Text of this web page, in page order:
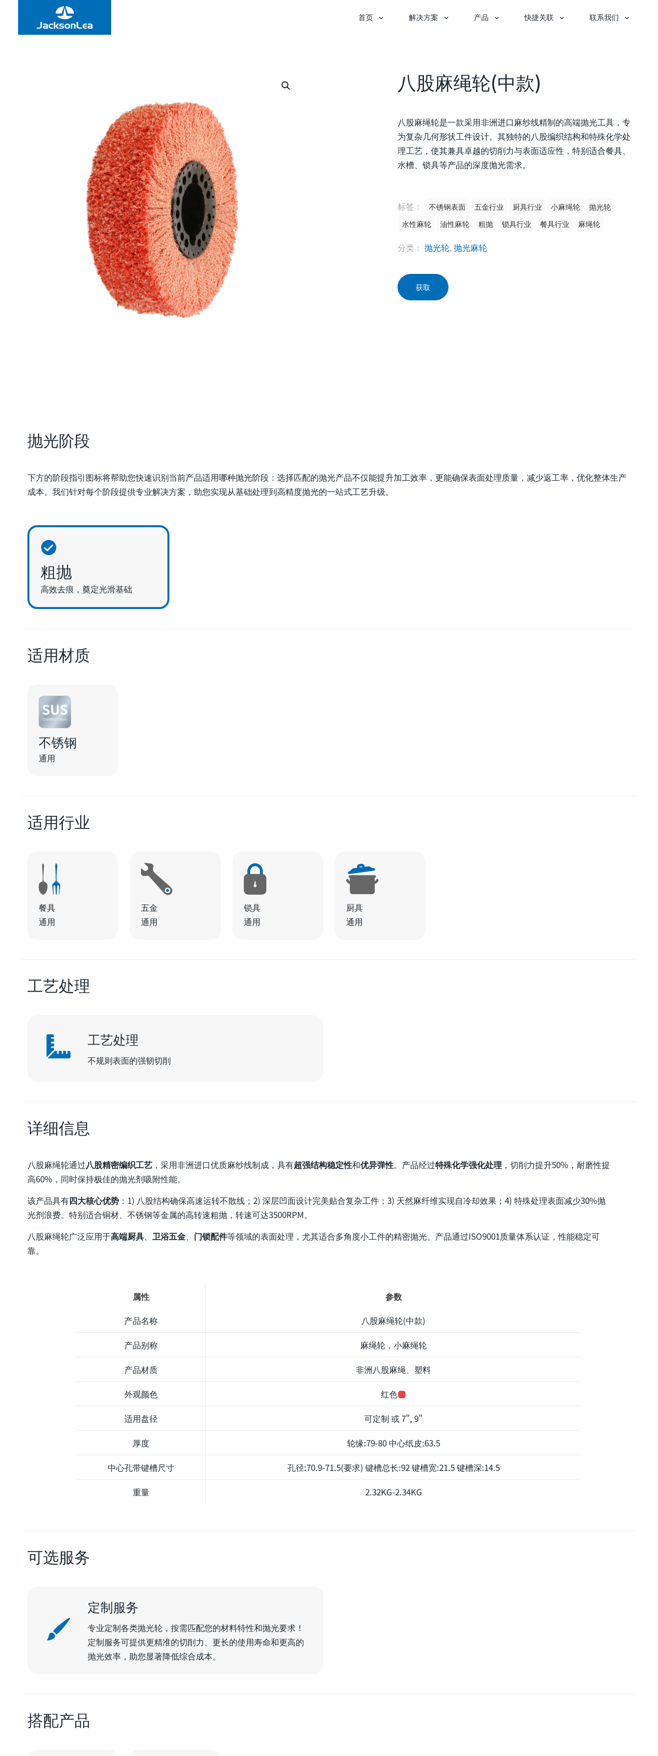
首页 解决方案 产品 快捷关联 联系我们
八股麻绳轮(中款)
八股麻绳轮是一款采用非洲进口麻纱线精制的高端抛光工具，专
为复杂几何形状工件设计。其独特的八股编织结构和特殊化学处
理工艺，使其兼具卓越的切削力与表面适应性，特别适合餐具、
水槽、锁具等产品的深度抛光需求。
标签： 不锈钢表面 五金行业 厨具行业 小麻绳轮
抛光轮
水性麻轮
油性麻轮 粗抛 锁具行业 餐具行业 麻绳轮
分类： 抛光轮, 抛光麻轮
获取
抛光阶段
下方的阶段指引图标将帮助您快速识别当前产品适用哪种抛光阶段：选择匹配的抛光产品不仅能提升加工效率，更能确保表面处理质量，减少返工率，优化整体生产
成本。我们针对每个阶段提供专业解决方案，助您实现从基础处理到高精度抛光的一站式工艺升级。
粗抛
高效去痕，奠定光滑基础
适用材质
不锈钢
通用
适用行业
餐具
通用
五金
通用
锁具
通用
厨具
通用
工艺处理
工艺处理
不规则表面的强韧切削
详细信息
八股麻绳轮通过八股精密编织工艺 ，采用非洲进口优质麻纱线制成，具有超强结构稳定性和优异弹性。产品经过特殊化学强化处理 ，切削力提升50%，耐磨性提
高60%，同时保持极佳的抛光剂吸附性能。
该产品具有四大核心优势 ：1) 八股结构确保高速运转不散线；2) 深层凹面设计完美贴合复杂工件；3) 天然麻纤维实现自冷却效果；4) 特殊处理表面减少30%抛
光剂浪费。特别适合铜材、不锈钢等金属的高转速粗抛，转速可达3500RPM。
八股麻绳轮广泛应用于高端厨具、 卫浴五金、 门锁配件等领域的表面处理，尤其适合多角度小工件的精密抛光。产品通过ISO9001质量体系认证，性能稳定可
靠。
属性
参数
产品名称
八股麻绳轮(中款)
产品别称
麻绳轮，小麻绳轮
产品材质
非洲八股麻绳、塑料
外观颜色
红色
适用盘径
可定制 或 7", 9"
厚度
轮缘:79-80 中心纸皮:63.5
中心孔带键槽尺寸
孔径:70.9-71.5(要求) 键槽总长:92 键槽宽:21.5 键槽深:14.5
重量
2.32KG-2.34KG
可选服务
定制服务
专业定制各类抛光轮，按需匹配您的材料特性和抛光要求！
定制服务可提供更精准的切削力、更长的使用寿命和更高的
抛光效率，助您显著降低综合成本。
搭配产品